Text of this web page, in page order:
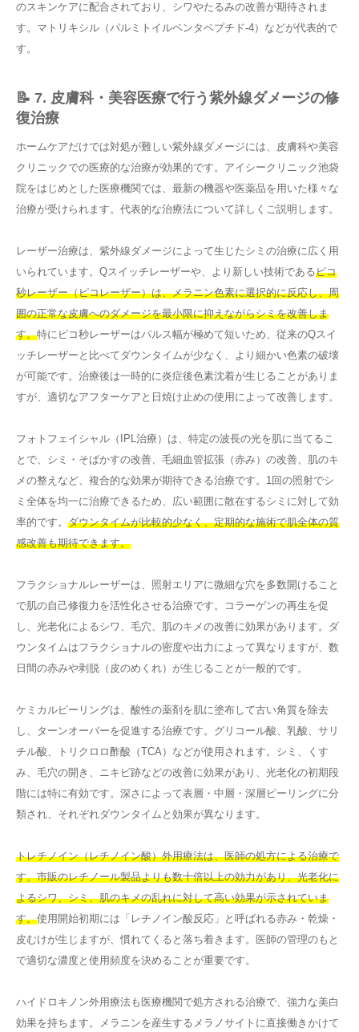
のスキンケアに配合されており、シワやたるみの改善が期待されま
す。マトリキシル（パルミトイルペンタペプチド-4）などが代表的で
す。
📝 7. 皮膚科・美容医療で行う紫外線ダメージの修
復治療
ホームケアだけでは対処が難しい紫外線ダメージには、皮膚科や美容
クリニックでの医療的な治療が効果的です。アイシークリニック池袋
院をはじめとした医療機関では、最新の機器や医薬品を用いた様々な
治療が受けられます。代表的な治療法について詳しくご説明します。
レーザー治療は、紫外線ダメージによって生じたシミの治療に広く用
いられています。Qスイッチレーザーや、より新しい技術であるピコ
秒レーザー（ピコレーザー）は、メラニン色素に選択的に反応し、周
囲の正常な皮膚へのダメージを最小限に抑えながらシミを改善しま
す。特にピコ秒レーザーはパルス幅が極めて短いため、従来のQスイ
ッチレーザーと比べてダウンタイムが少なく、より細かい色素の破壊
が可能です。治療後は一時的に炎症後色素沈着が生じることがありま
すが、適切なアフターケアと日焼け止めの使用によって改善します。
フォトフェイシャル（IPL治療）は、特定の波長の光を肌に当てるこ
とで、シミ・そばかすの改善、毛細血管拡張（赤み）の改善、肌のキ
メの整えなど、複合的な効果が期待できる治療です。1回の照射でシ
ミ全体を均一に治療できるため、広い範囲に散在するシミに対して効
率的です。 ダウンタイムが比較的少なく、定期的な施術で肌全体の質
感改善も期待できます。
フラクショナルレーザーは、照射エリアに微細な穴を多数開けること
で肌の自己修復力を活性化させる治療です。コラーゲンの再生を促
し、光老化によるシワ、毛穴、肌のキメの改善に効果があります。ダ
ウンタイムはフラクショナルの密度や出力によって異なりますが、数
日間の赤みや剥脱（皮のめくれ）が生じることが一般的です。
ケミカルピーリングは、酸性の薬剤を肌に塗布して古い角質を除去
し、ターンオーバーを促進する治療です。グリコール酸、乳酸、サリ
チル酸、トリクロロ酢酸（TCA）などが使用されます。シミ、くす
み、毛穴の開き、ニキビ跡などの改善に効果があり、光老化の初期段
階には特に有効です。深さによって表層・中層・深層ピーリングに分
類され、それぞれダウンタイムと効果が異なります。
トレチノイン（レチノイン酸）外用療法は、医師の処方による治療で
す。市販のレチノール製品よりも数十倍以上の効力があり、光老化に
よるシワ、シミ、肌のキメの乱れに対して高い効果が示されていま
す。使用開始初期には「レチノイン酸反応」と呼ばれる赤み・乾燥・
皮むけが生じますが、慣れてくると落ち着きます。医師の管理のもと
で適切な濃度と使用頻度を決めることが重要です。
ハイドロキノン外用療法も医療機関で処方される治療で、強力な美白
効果を持ちます。メラニンを産生するメラノサイトに直接働きかけて